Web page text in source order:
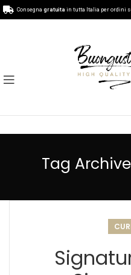
Tag
Consegna gratuita in tutta Italia per ordini